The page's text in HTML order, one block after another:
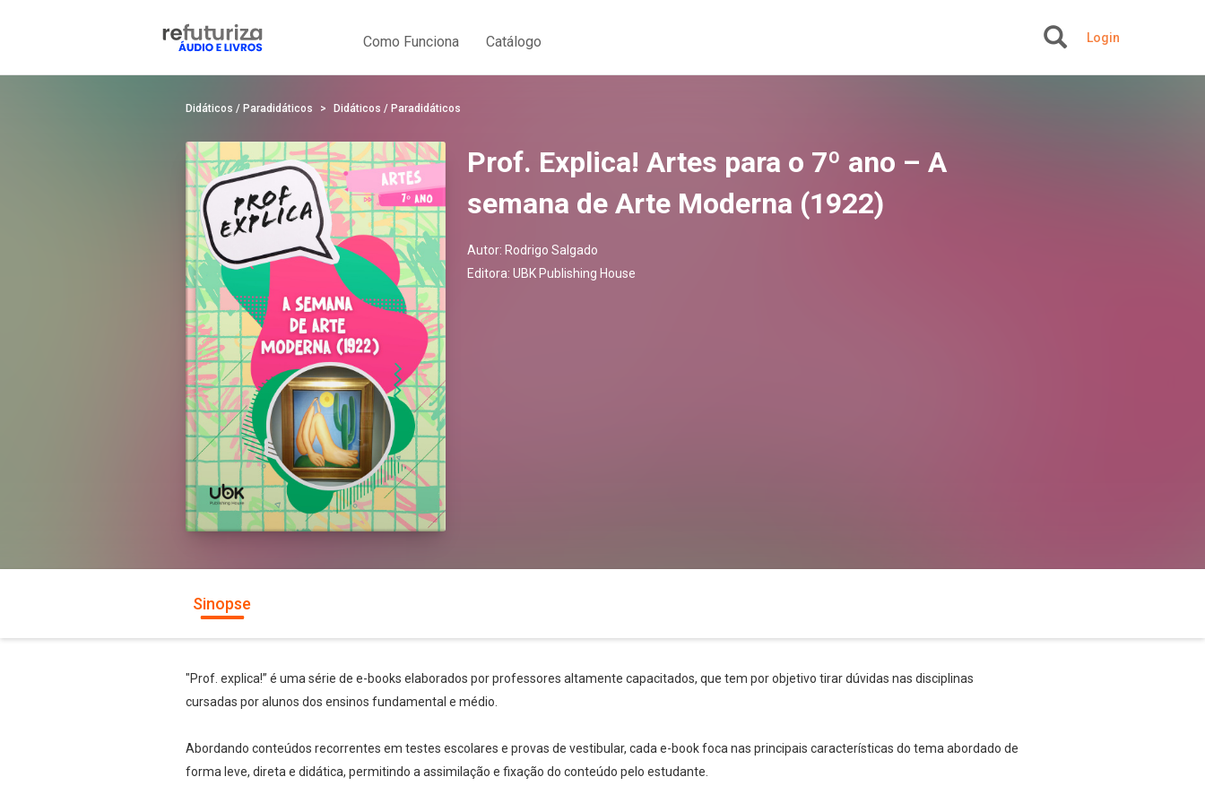
Como Funciona Catálogo Login
Didáticos / Paradidáticos Didáticos / Paradidáticos
Prof. Explica! Artes para o 7º ano – A
semana de Arte Moderna (1922)
Autor: Rodrigo Salgado
Editora: UBK Publishing House
Sinopse
"Prof. explica!” é uma série de e-books elaborados por professores altamente capacitados, que tem por objetivo tirar dúvidas nas disciplinas
cursadas por alunos dos ensinos fundamental e médio.
Abordando conteúdos recorrentes em testes escolares e provas de vestibular, cada e-book foca nas principais características do tema abordado de
forma leve, direta e didática, permitindo a assimilação e fixação do conteúdo pelo estudante.